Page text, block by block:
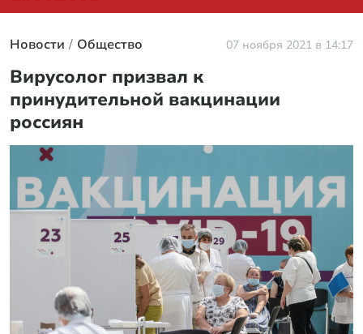
Новости Общество 07 ноября 2021 в 14:17
Вирусолог призвал к
принудительной вакцинации
россиян